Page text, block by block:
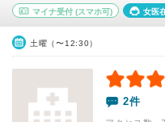
マイナ受付 (スマホ可) 女医
土曜（〜12:30）
2件